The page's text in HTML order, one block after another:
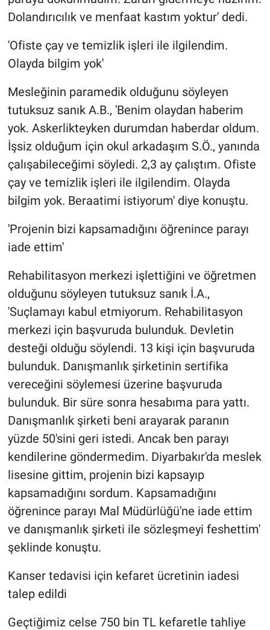
Dolandırıcılık ve menfaat kastım yoktur' dedi.
'Ofiste çay ve temizlik işleri ile ilgilendim.
Olayda bilgim yok'
Mesleğinin paramedik olduğunu söyleyen
tutuksuz sanık A.B., 'Benim olaydan haberim
yok. Askerlikteyken durumdan haberdar oldum.
İşsiz olduğum için okul arkadaşım S.Ö., yanında
çalışabileceğimi söyledi. 2,3 ay çalıştım. Ofiste
çay ve temizlik işleri ile ilgilendim. Olayda
bilgim yok. Beraatimi istiyorum' diye konuştu.
'Projenin bizi kapsamadığını öğrenince parayı
iade ettim'
Rehabilitasyon merkezi işlettiğini ve öğretmen
olduğunu söyleyen tutuksuz sanık İ.A.,
'Suçlamayı kabul etmiyorum. Rehabilitasyon
merkezi için başvuruda bulunduk. Devletin
desteği olduğu söylendi. 13 kişi için başvuruda
bulunduk. Danışmanlık şirketinin sertifika
vereceğini söylemesi üzerine başvuruda
bulunduk. Bir süre sonra hesabıma para yattı.
Danışmanlık şirketi beni arayarak paranın
yüzde 50'sini geri istedi. Ancak ben parayı
kendilerine göndermedim. Diyarbakır'da meslek
lisesine gittim, projenin bizi kapsayıp
kapsamadığını sordum. Kapsamadığını
öğrenince parayı Mal Müdürlüğü'ne iade ettim
ve danışmanlık şirketi ile sözleşmeyi feshettim'
şeklinde konuştu.
Kanser tedavisi için kefaret ücretinin iadesi
talep edildi
Geçtiğimiz celse 750 bin TL kefaretle tahliye